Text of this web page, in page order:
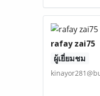
rafay zai75
ผู้เยี่ยมชม